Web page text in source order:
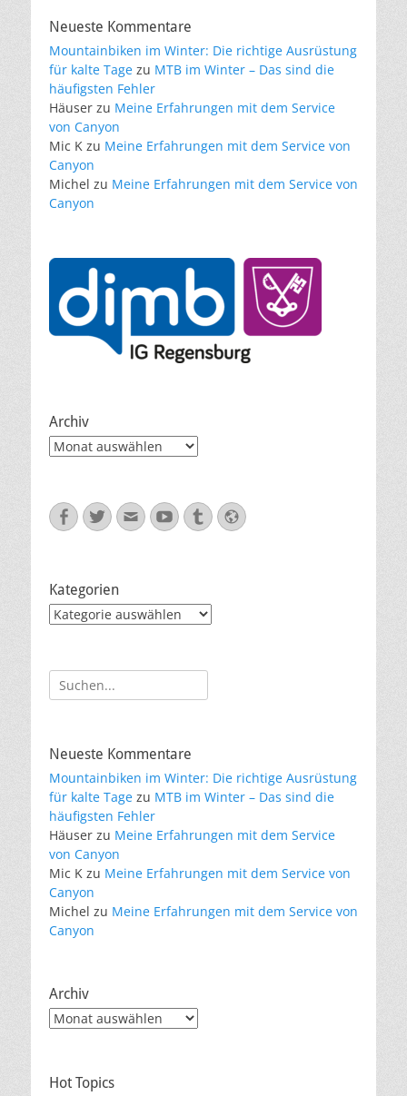
Neueste Kommentare
Mountainbiken im Winter: Die richtige Ausrüstung
für kalte Tage zu MTB im Winter – Das sind die
häufigsten Fehler
Häuser zu Meine Erfahrungen mit dem Service
von Canyon
Mic K zu Meine Erfahrungen mit dem Service von
Canyon
Michel zu Meine Erfahrungen mit dem Service von
Canyon
Archiv
Archiv
Facebook
Twitter
E-
Mail
YouTube
TumblrWebsite
Kategorien
Kategorien
Suche
nach:
Neueste Kommentare
Mountainbiken im Winter: Die richtige Ausrüstung
für kalte Tage zu MTB im Winter – Das sind die
häufigsten Fehler
Häuser zu Meine Erfahrungen mit dem Service
von Canyon
Mic K zu Meine Erfahrungen mit dem Service von
Canyon
Michel zu Meine Erfahrungen mit dem Service von
Canyon
Archiv
Archiv
Hot Topics